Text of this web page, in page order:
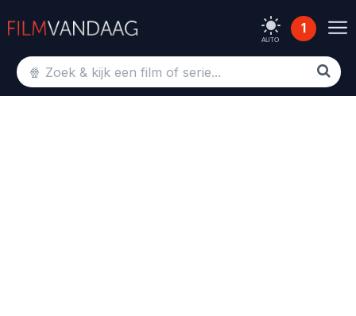
AUTO
1